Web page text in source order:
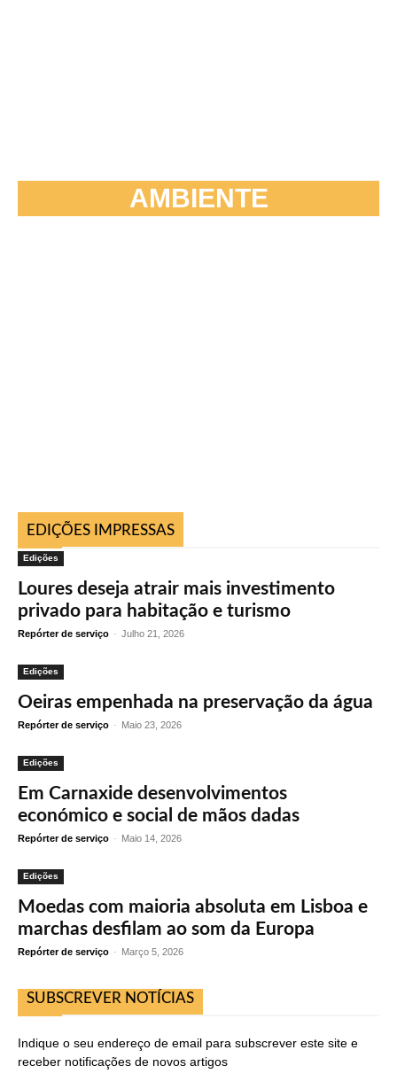
AMBIENTE
EDIÇÕES IMPRESSAS
Edições
Loures deseja atrair mais investimento
privado para habitação e turismo
Repórter de serviço - Julho 21, 2026
Edições
Oeiras empenhada na preservação da água
Repórter de serviço - Maio 23, 2026
Edições
Em Carnaxide desenvolvimentos
económico e social de mãos dadas
Repórter de serviço - Maio 14, 2026
Edições
Moedas com maioria absoluta em Lisboa e
marchas desfilam ao som da Europa
Repórter de serviço - Março 5, 2026
SUBSCREVER NOTÍCIAS
Indique o seu endereço de email para subscrever este site e
receber notificações de novos artigos